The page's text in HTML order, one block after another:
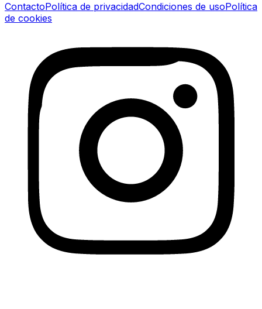
ContactoPolítica de privacidadCondiciones de usoPolítica
de cookies